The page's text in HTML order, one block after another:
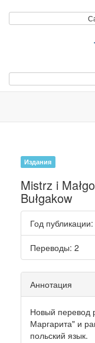
Издания
Mistrz i
Bułgakow
Год публикации
Переводы: 2
Аннотация
Новый перевод
Маргарита" и
польский язык.